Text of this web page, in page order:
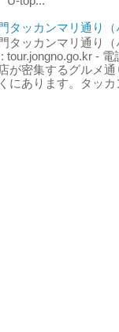
タッカンマリ通り
タッカンマリ通り
tour.jongno.go.kr -
が密集するグルメ
にあります。タッ